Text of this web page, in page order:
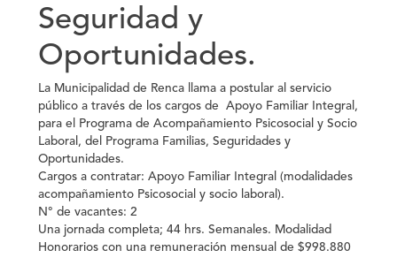
Seguridad y
Oportunidades.
La Municipalidad de Renca llama a postular al servicio
público a través de los cargos de Apoyo Familiar Integral,
para el Programa de Acompañamiento Psicosocial y Socio
Laboral, del Programa Familias, Seguridades y
Oportunidades.
Cargos a contratar: Apoyo Familiar Integral (modalidades
acompañamiento Psicosocial y socio laboral).
N° de vacantes: 2
Una jornada completa; 44 hrs. Semanales. Modalidad
Honorarios con una remuneración mensual de $998.880